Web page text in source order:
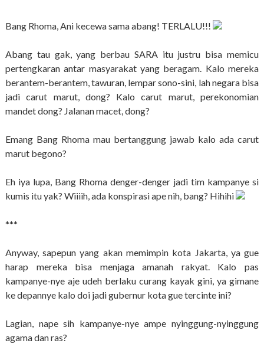
Bang Rhoma, Ani kecewa sama abang! TERLALU!!!
Abang tau gak, yang berbau SARA itu justru bisa memicu
pertengkaran antar masyarakat yang beragam. Kalo mereka
berantem-berantem, tawuran, lempar sono-sini, lah negara bisa
jadi carut marut, dong? Kalo carut marut, perekonomian
mandet dong? Jalanan macet, dong?
Emang Bang Rhoma mau bertanggung jawab kalo ada carut
marut begono?
Eh iya lupa, Bang Rhoma denger-denger jadi tim kampanye si
kumis itu yak? Wiiiih, ada konspirasi ape nih, bang? Hihihi
***
Anyway, sapepun yang akan memimpin kota Jakarta, ya gue
harap mereka bisa menjaga amanah rakyat. Kalo pas
kampanye-nye aje udeh berlaku curang kayak gini, ya gimane
ke depannye kalo doi jadi gubernur kota gue tercinte ini?
Lagian, nape sih kampanye-nye ampe nyinggung-nyinggung
agama dan ras?